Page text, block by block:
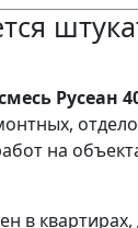
Русеан
на
в квартирах,